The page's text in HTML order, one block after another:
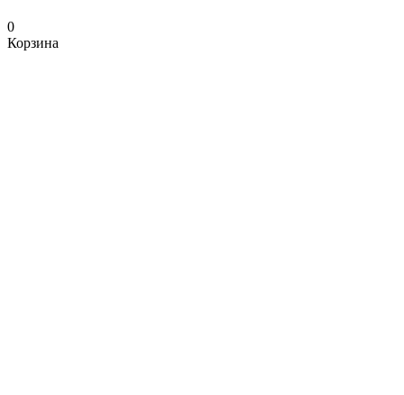
0
Корзина